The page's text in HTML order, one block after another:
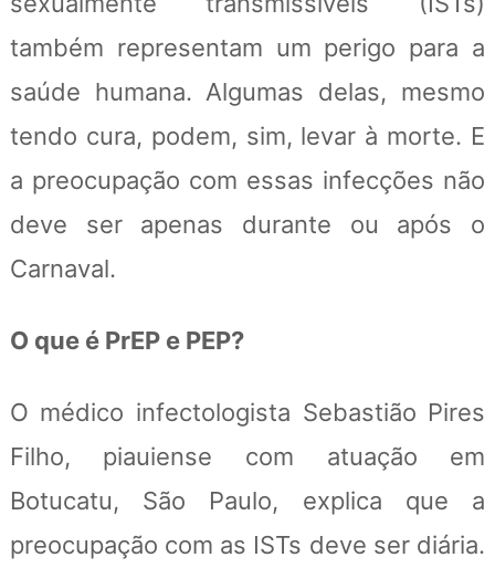
também representam um perigo para a
saúde humana. Algumas delas, mesmo
tendo cura, podem, sim, levar à morte. E
a preocupação com essas infecções não
deve ser apenas durante ou após o
Carnaval.
O que é PrEP e PEP?
O médico infectologista Sebastião Pires
Filho, piauiense com atuação em
Botucatu, São Paulo, explica que a
preocupação com as ISTs deve ser diária.